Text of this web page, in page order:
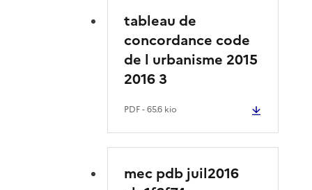
tableau de
concordance code
de l urbanisme 2015
2016 3
PDF- 65.6 kio
mec pdb juil2016